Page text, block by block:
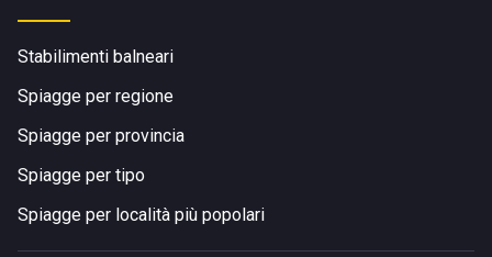
Stabilimenti balneari
Spiagge per regione
Spiagge per provincia
Spiagge per tipo
Spiagge per località più popolari